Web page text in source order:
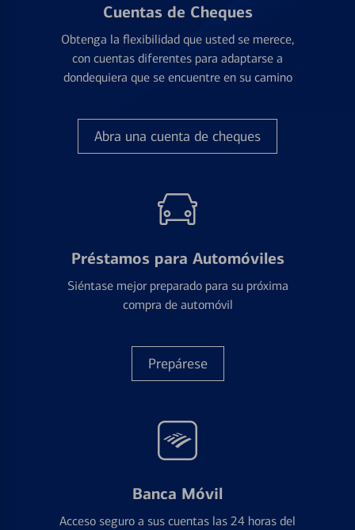
Cuentas de Cheques
Obtenga la flexibilidad que usted se merece,
con cuentas diferentes para adaptarse a
dondequiera que se encuentre en su camino
Abra una cuenta de cheques
Préstamos para Automóviles
Siéntase mejor preparado para su próxima
compra de automóvil
Prepárese
Banca Móvil
Acceso seguro a sus cuentas las 24 horas del